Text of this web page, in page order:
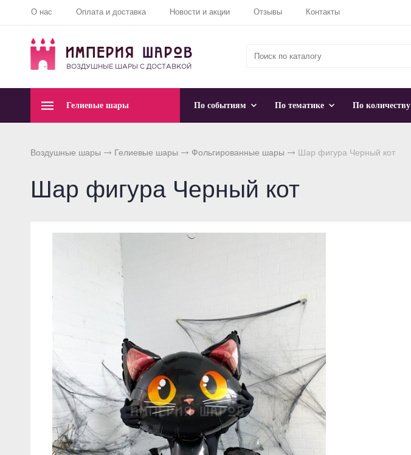
О нас Оплата и доставка Новости и акции Отзывы Контакты
Гелиевые шары По событиям По тематике По количеству
Воздушные шары Гелиевые шары Фольгированные шары Шар фигура Черный кот
Шар фигура Черный кот